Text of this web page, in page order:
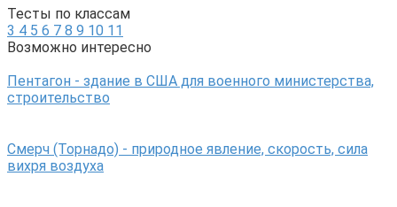
Тесты по классам
3 4 5 6 7 8 9 10 11
Возможно интересно
Пентагон - здание в США для военного министерства,
строительство
Смерч (Торнадо) - природное явление, скорость, сила
вихря воздуха